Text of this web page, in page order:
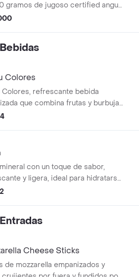
gramos de jugoso certified angus
acompañada de queso
y crujientes, más una
combo perfecto para
Colores
Colores, refrescante bebida
que combina frutas y burbujas
toque vibrante.
con un toque de sabor,
y ligera, ideal para hidratarse
momento.
Cheese Sticks
de mozzarella empanizados y